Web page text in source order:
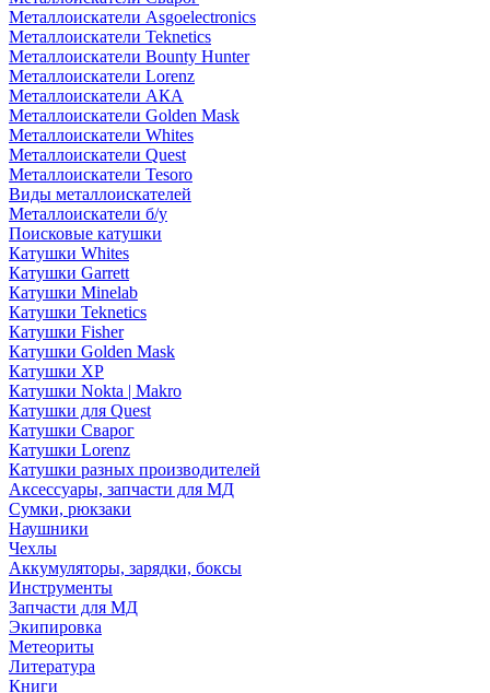
Металлоискатели Asgoelectronics
Металлоискатели Teknetics
Металлоискатели Bounty Hunter
Металлоискатели Lorenz
Металлоискатели АКА
Металлоискатели Golden Mask
Металлоискатели Whites
Металлоискатели Quest
Металлоискатели Tesoro
Виды металлоискателей
Металлоискатели б/у
Поисковые катушки
Катушки Whites
Катушки Garrett
Катушки Minelab
Катушки Teknetics
Катушки Fisher
Катушки Golden Mask
Катушки XP
Катушки Nokta | Makro
Катушки для Quest
Катушки Сварог
Катушки Lorenz
Катушки разных производителей
Аксессуары, запчасти для МД
Сумки, рюкзаки
Наушники
Чехлы
Аккумуляторы, зарядки, боксы
Инструменты
Запчасти для МД
Экипировка
Метеориты
Литература
Книги